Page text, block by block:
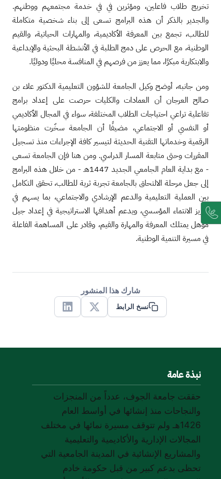
تخريج طلاب فاعلين، ومؤثرين في في خدمة مجتمعهم ووطنهم.
والجدير بالذكر أن هذه البرامج تسعى إلى بناء شخصية متكاملة
للطالب، تجمع بين المعرفة الأكاديمية، والمهارات الحياتية، والقيم
الوطنية، مع الحرص على دمج الطلبة في الأنشطة البحثية والإبداعية
والابتكارية مبكرًا، مما يعزز من فرصهم في المنافسة محليًا ودوليًا.
ومن جانبه، أوضح وكيل الجامعة للشؤون التعليمية الدكتور علاء بن
صالح العرجان أن العمادات والكليات حرصت على إعداد برامج
تفاعلية تراعي احتياجات الطلاب المختلفة، سواء في المجال الأكاديمي
أو النفسي أو الاجتماعي، مضيفًا أن الجامعة سخّرت منظومتها
الرقمية وخدماتها التقنية الحديثة لتيسير كافة الإجراءات منذ تسجيل
المقررات وحتى متابعة المسار الدراسي. ومن هنا فإن الجامعة تسعى
- مع بداية العام الجامعي الجديد 1447هـ - من خلال هذه البرامج
إلى جعل مرحلة الالتحاق بالجامعة تجربة ثرية للطالب، تحقق التكامل
بين العملية التعليمية والدعم الإرشادي والاجتماعي، بما يسهم في
تعزيز الانتماء المؤسسي، ويدعم أهدافها الاستراتيجية في إعداد جيل
مؤهل يمتلك المعرفة والمهارة والقيم، وقادر على المساهمة الفاعلة
في مسيرة التنمية الوطنية.
شارك هذا المنشور
نسخ الرابط
X
Linkedin
نبذة عامة
حققت جامعة الجوف، عدداً من المنجزات
والنجاحات منذ إنشائها في أواسط العام
1426هـ ولم تتوقف مسيرة نمائها في مختلف
المجالات الإدارية والأكاديمية والتعليمية
والمشاريع الإنشائية في المدينة الجامعية التي
تحظى بدعم كبير من قبل حكومة خادم